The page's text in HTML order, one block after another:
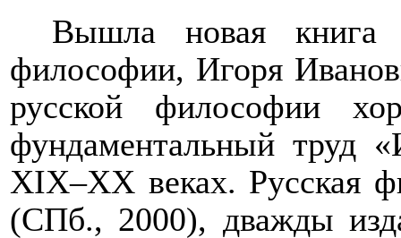
Вышла новая книга
философии, Игоря
русской философии
фундаментальный труд
XIX–XX веках. Русская
(СПб., 2000), дважды